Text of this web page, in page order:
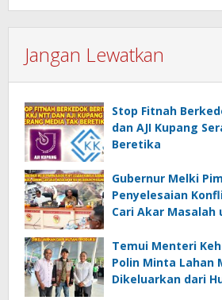
Jangan Lewatkan
Stop Fitnah
dan AJI Kupang
Beretika
Gubernur Melki
Penyelesaian
Cari Akar
Temui Menteri
Polin Minta Lahan
Dikeluarkan dari